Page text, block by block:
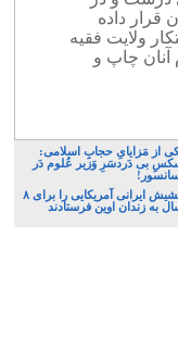
قرار داده
ولایت فقیه
آنان چاپ و
از مَزایایِ حجابِ اسلامی:
بی دَردسَرِ وَزیر عُلوم دَر
کشیش ایرانی آمریکایی را برای ۸
به زندان اوین فرستادند